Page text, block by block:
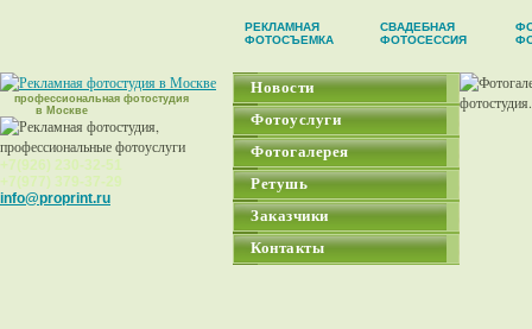
РЕКЛАМНАЯ
ФОТОСЪЕМКА
СВАДЕБНАЯ
ФОТОСЕССИЯ
профессиональная фотостудия
в Москве
+7(926) 230-32-51
+7(977) 379-37-29
info@proprint.ru
Новости
Фотоуслуги
Фотогалерея
Ретушь
Заказчики
Контакты